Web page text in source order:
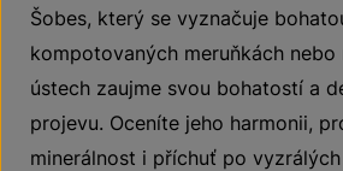
Šobes, který se vyznačuje
kompotovaných meruňkách nebo
ústech zaujme svou bohatostí a
projevu. Oceníte jeho harmonii,
minerálnost i příchuť po